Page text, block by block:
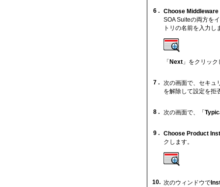
6 . Choose
SOA Suiteの両方を
トリの名前を入力し
「Next 」をクリッ
7 .
次の画面で、セキュ
を解除して設定を拒
8 . 次の画面で、「
9 . Choose Product
クします。
10. 次のウィンドウで